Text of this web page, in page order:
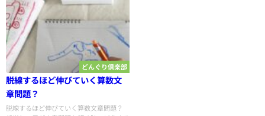
どんぐり倶楽部
脱線するほど伸びていく算数文
章問題？
脱線するほど伸びていく算数文章問題？